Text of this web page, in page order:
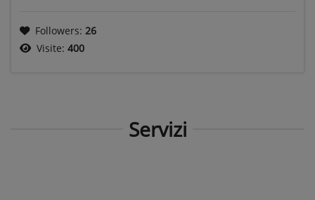
Followers: 26
Visite: 400
Servizi